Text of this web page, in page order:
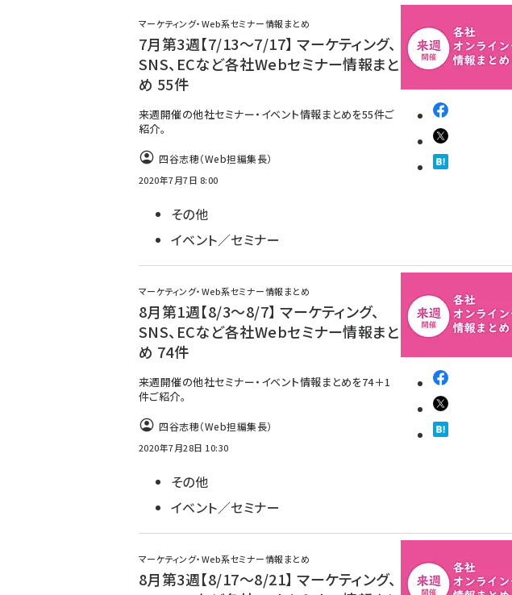
マーケティング・Web系セミナー情報まとめ
7月第3週【7/13～7/17】 マーケティング、
SNS、ECなど各社Webセミナー情報まと
め 55件
来週開催の他社セミナー・イベント情報まとめを55件ご
紹介。
四谷志穂（Web担編集長）
2020年7月7日 8:00
その他
イベント／セミナー
マーケティング・Web系セミナー情報まとめ
8月第1週【8/3～8/7】 マーケティング、
SNS、ECなど各社Webセミナー情報まと
め 74件
来週開催の他社セミナー・イベント情報まとめを74＋1
件ご紹介。
四谷志穂（Web担編集長）
2020年7月28日 10:30
その他
イベント／セミナー
マーケティング・Web系セミナー情報まとめ
8月第3週【8/17～8/21】 マーケティング、